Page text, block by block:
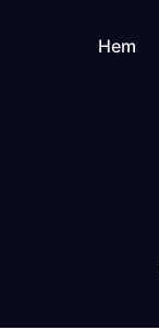
Hem